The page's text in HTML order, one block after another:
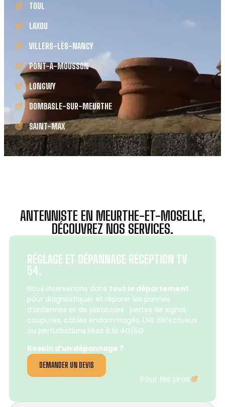
TOUL
LAXOU
VILLERS-LÈS-NANCY
PONT-À-MOUSSON
LONGWY
DOMBASLE-SUR-MEURTHE
SAINT-MAX
ANTENNISTE EN MEURTHE-ET-MOSELLE,
DÉCOUVREZ NOS SERVICES.
RÉGLAGE ET DÉPANNAGE RÉCEPTION TV
54.
Nous intervenons dans tout le département
pour diagnostiquer et réparer les pannes
d’antennes et de paraboles : pertes de signal,
coupures, câbles endommagés, LNB défectueux
ou perturbations liées à la 4G/5G.
Besoin d’un dépannage ?
DEMANDER UN DEVIS
Pour les pros